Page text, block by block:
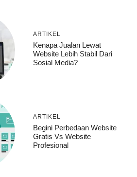
ARTIKEL
Kenapa Jualan Lewat
Website Lebih Stabil Dari
Sosial Media?
ARTIKEL
Begini Perbedaan Website
Gratis Vs Website
Profesional